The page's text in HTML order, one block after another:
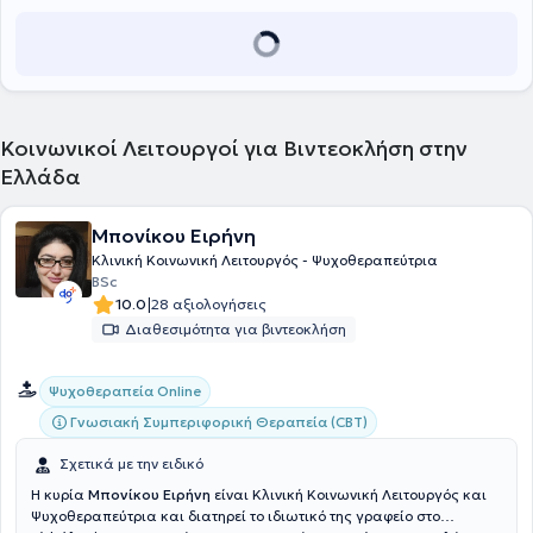
Κοινωνικοί Λειτουργοί για Βιντεοκλήση στην
Ελλάδα
Μπονίκου Ειρήνη
Κλινική Κοινωνική Λειτουργός - Ψυχοθεραπεύτρια
BSc
10.0|28 αξιολογήσεις
Διαθεσιμότητα για βιντεοκλήση
Ψυχοθεραπεία Online
Γνωσιακή Συμπεριφορική Θεραπεία (CBT)
Σχετικά με την ειδικό
Η κυρία Μπονίκου Ειρήνη είναι Κλινική Κοινωνική Λειτουργός και
Ψυχοθεραπεύτρια και διατηρεί το ιδιωτικό της γραφείο στο